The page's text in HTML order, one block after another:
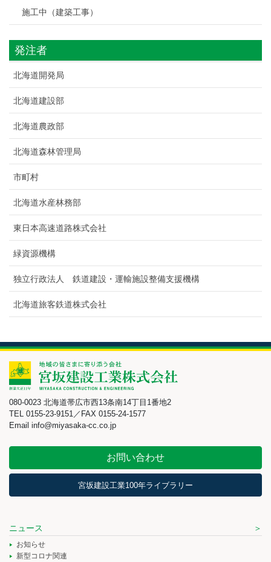
施工中（建築工事）
発注者
北海道開発局
北海道建設部
北海道農政部
北海道森林管理局
市町村
北海道水産林務部
東日本高速道路株式会社
緑資源機構
独立行政法人 鉄道建設・運輸施設整備支援機構
北海道旅客鉄道株式会社
080-0023 北海道帯広市西13条南14丁目1番地2
TEL 0155-23-9151／FAX 0155-24-1577
Email info@miyasaka-cc.co.jp
お問い合わせ
宮坂建設工業100年ライブラリー
ニュース
お知らせ
新型コロナ関連